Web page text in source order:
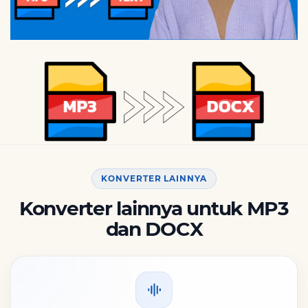
KONVERTER LAINNYA
Konverter lainnya untuk MP3
dan DOCX